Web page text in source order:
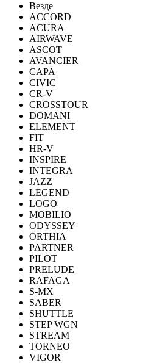
Везде
ACCORD
ACURA
AIRWAVE
ASCOT
AVANCIER
CAPA
CIVIC
CR-V
CROSSTOUR
DOMANI
ELEMENT
FIT
HR-V
INSPIRE
INTEGRA
JAZZ
LEGEND
LOGO
MOBILIO
ODYSSEY
ORTHIA
PARTNER
PILOT
PRELUDE
RAFAGA
S-MX
SABER
SHUTTLE
STEP WGN
STREAM
TORNEO
VIGOR